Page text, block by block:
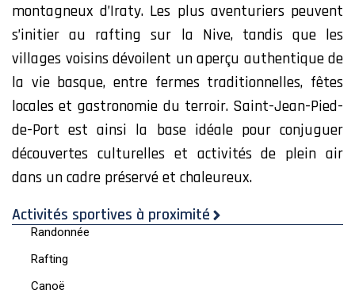
montagneux d’Iraty. Les plus aventuriers peuvent
s’initier au rafting sur la Nive, tandis que les
villages voisins dévoilent un aperçu authentique de
la vie basque, entre fermes traditionnelles, fêtes
locales et gastronomie du terroir. Saint-Jean-Pied-
de-Port est ainsi la base idéale pour conjuguer
découvertes culturelles et activités de plein air
dans un cadre préservé et chaleureux.
Activités sportives à proximité
Randonnée
Rafting
Canoë